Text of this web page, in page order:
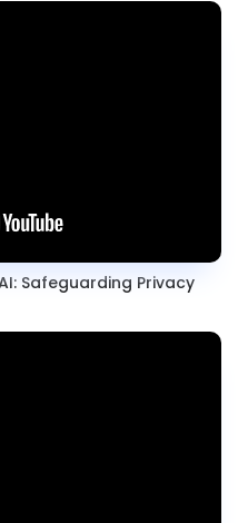
Safeguarding Privacy